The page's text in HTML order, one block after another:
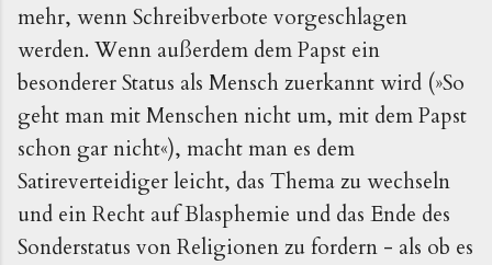
mehr, wenn Schreibverbote vorgeschlagen
werden. Wenn außerdem dem Papst ein
besonderer Status als Mensch zuerkannt wird (»So
geht man mit Menschen nicht um, mit dem Papst
schon gar nicht«), macht man es dem
Satireverteidiger leicht, das Thema zu wechseln
und ein Recht auf Blasphemie und das Ende des
Sonderstatus von Religionen zu fordern - als ob es